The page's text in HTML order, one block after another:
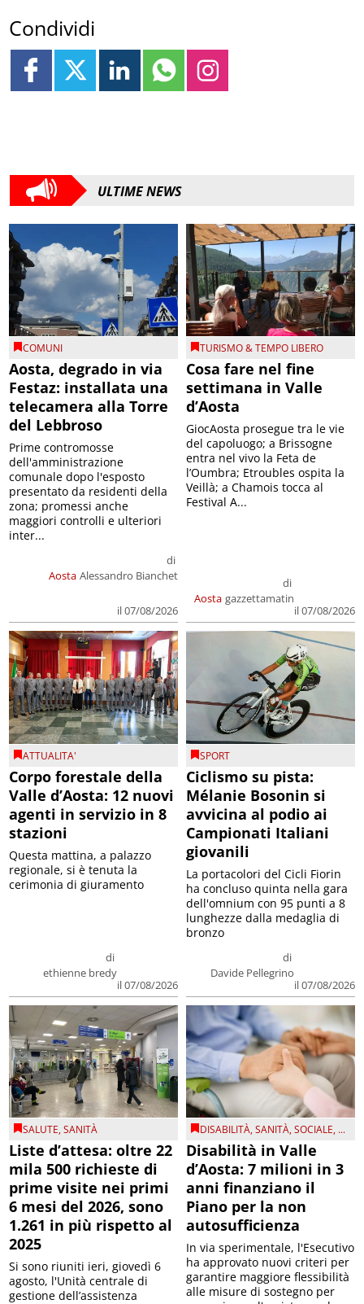
Condividi
ULTIME NEWS
COMUNI
Aosta, degrado in via
Festaz: installata una
telecamera alla Torre
del Lebbroso
Aosta
di
Alessandro Bianchet
il 07/08/2026
Prime contromosse
dell'amministrazione
comunale dopo l'esposto
presentato da residenti della
zona; promessi anche
maggiori controlli e ulteriori
inter...
TURISMO & TEMPO LIBERO
Cosa fare nel fine
settimana in Valle
d’Aosta
Aosta
di
gazzettamatin
il 07/08/2026
GiocAosta prosegue tra le vie
del capoluogo; a Brissogne
entra nel vivo la Feta de
l’Oumbra; Etroubles ospita la
Veillà; a Chamois tocca al
Festival A...
ATTUALITA'
Corpo forestale della
Valle d’Aosta: 12 nuovi
agenti in servizio in 8
stazioni
di
ethienne bredy
il 07/08/2026
Questa mattina, a palazzo
regionale, si è tenuta la
cerimonia di giuramento
SPORT
Ciclismo su pista:
Mélanie Bosonin si
avvicina al podio ai
Campionati Italiani
giovanili
di
Davide Pellegrino
il 07/08/2026
La portacolori del Cicli Fiorin
ha concluso quinta nella gara
dell'omnium con 95 punti a 8
lunghezze dalla medaglia di
bronzo
SALUTE,SANITÀ
Liste d’attesa: oltre 22
mila 500 richieste di
prime visite nei primi
6 mesi del 2026, sono
1.261 in più rispetto al
2025
Si sono riuniti ieri, giovedì 6
agosto, l'Unità centrale di
gestione dell’assistenza
DISABILITÀ,SANITÀ,SOCIALE, ...
Disabilità in Valle
d’Aosta: 7 milioni in 3
anni finanziano il
Piano per la non
autosufficienza
In via sperimentale, l'Esecutivo
ha approvato nuovi criteri per
garantire maggiore flessibilità
alle misure di sostegno per